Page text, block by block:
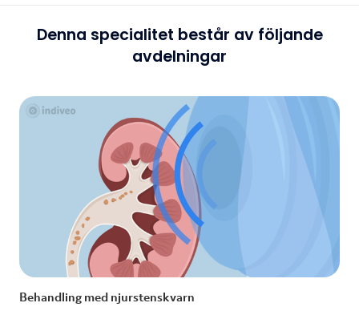
Denna specialitet består av följande
avdelningar
Behandling med njurstenskvarn